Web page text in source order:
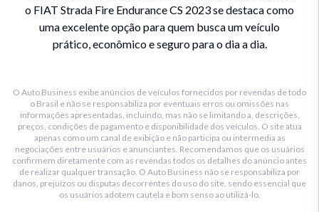
o FIAT Strada Fire Endurance CS 2023 se destaca como
uma excelente opção para quem busca um veículo
prático, econômico e seguro para o dia a dia.
O Auto Business exibe anúncios de veículos fornecidos por revendas de todo
o Brasil e não se responsabiliza por eventuais erros ou omissões nas
informações apresentadas, incluindo, mas não se limitando a, descrições,
preços, condições de pagamento e disponibilidade dos veículos. O site atua
apenas como um canal de exibição e não participa ou intermedia as
negociações entre usuários e anunciantes. Recomendamos que os usuários
confirmem diretamente com as revendas todos os detalhes do anúncio antes
de realizar qualquer transação. O Auto Business não se responsabiliza por
danos, prejuízos ou disputas decorrentes do uso do site, sendo essencial que
os usuários adotem cautela e bom senso ao utilizá-lo.